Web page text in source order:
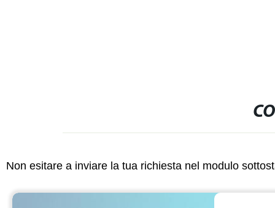
Non esitare a inviare la tua richiesta nel modulo